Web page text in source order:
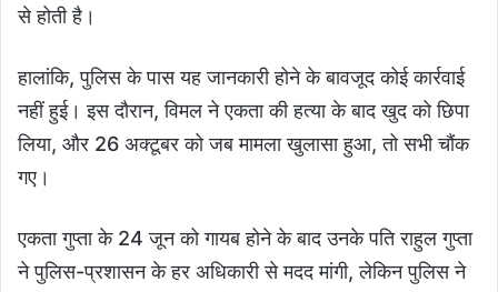
से होती है।
हालांकि, पुलिस के पास यह जानकारी होने के बावजूद कोई कार्रवाई
नहीं हुई। इस दौरान, विमल ने एकता की हत्या के बाद खुद को छिपा
लिया, और 26 अक्टूबर को जब मामला खुलासा हुआ, तो सभी चौंक
गए।
एकता गुप्ता के 24 जून को गायब होने के बाद उनके पति राहुल गुप्ता
ने पुलिस-प्रशासन के हर अधिकारी से मदद मांगी, लेकिन पुलिस ने